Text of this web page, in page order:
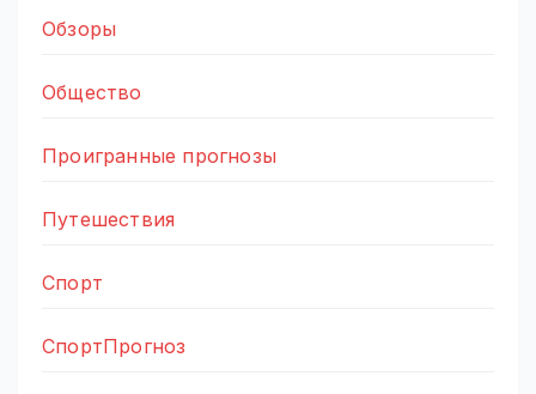
Обзоры
Общество
Проигранные прогнозы
Путешествия
Спорт
СпортПрогноз